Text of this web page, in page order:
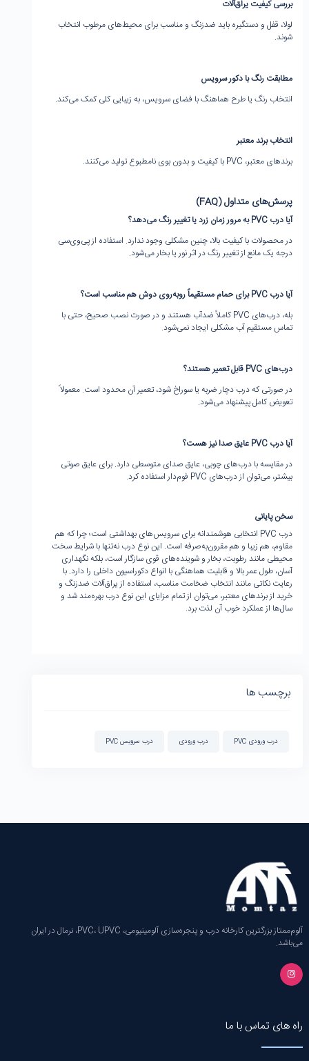
بررسی کیفیت یراق‌آلات
لولا، قفل و دستگیره باید ضدزنگ و مناسب برای محیط‌های مرطوب انتخاب
شوند.
مطابقت رنگ با دکور سرویس
انتخاب رنگ یا طرح هماهنگ با فضای سرویس، به زیبایی کلی کمک می‌کند.
انتخاب برند معتبر
برندهای معتبر، PVC با کیفیت و بدون بوی نامطبوع تولید می‌کنند.
پرسش‌های متداول(FAQ)
آیا درب
به مرور زمان زرد یا تغییر رنگ می‌دهد؟
در محصولات با کیفیت بالا، چنین مشکلی وجود ندارد. استفاده از پی‌وی‌سی
درجه یک مانع از تغییر رنگ در اثر نور یا بخار می‌شود.
آیا درب
برای حمام مستقیماً روبه‌روی دوش هم مناسب است؟
بله، درب‌های PVC کاملاً ضدآب هستند و در صورت نصب صحیح، حتی با
تماس مستقیم آب مشکلی ایجاد نمی‌شود.
درب‌های
قابل تعمیر هستند؟
در صورتی که درب دچار ضربه یا سوراخ شود، تعمیر آن محدود است. معمولاً
تعویض کامل پیشنهاد می‌شود.
آیا درب
عایق صدا نیز هست؟
در مقایسه با درب‌های چوبی، عایق صدای متوسطی دارد. برای عایق صوتی
بیشتر، می‌توان از درب‌های PVC فوم‌دار استفاده کرد.
سخن پایانی
درب PVC انتخابی هوشمندانه برای سرویس‌های بهداشتی است؛ چرا که هم
مقاوم، هم زیبا و هم مقرون‌به‌صرفه است. این نوع درب نه‌تنها با شرایط سخت
محیطی مانند رطوبت، بخار و شوینده‌های قوی سازگار است، بلکه نگهداری
آسان، طول عمر بالا و قابلیت هماهنگی با انواع دکوراسیون داخلی را دارد. با
رعایت نکاتی مانند انتخاب ضخامت مناسب، استفاده از یراق‌آلات ضدزنگ و
خرید از برندهای معتبر، می‌توان از تمام مزایای این نوع درب بهره‌مند شد و
سال‌ها از عملکرد خوب آن لذت برد.
برچسب ها
درب ورودی PVC درب ورودی درب سرویس PVC
آلوم‌ممتاز بزرگترین کارخانه‌ درب و پنجره‌سازی آلومینیومی، PVC، UPVC، نرمال در ایران
می‌باشد.
راه های تماس با ما